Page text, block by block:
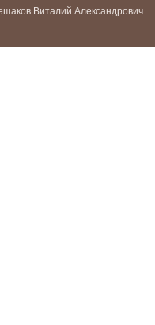
Виталий Александрович